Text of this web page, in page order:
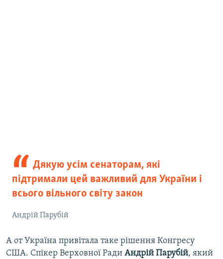
Дякую усім сенаторам, які
підтримали цей важливий для України і
всього вільного світу закон
Андрій Парубій
А от Україна привітала таке рішення Конгресу
США. Спікер Верховної Ради Андрій Парубій, який